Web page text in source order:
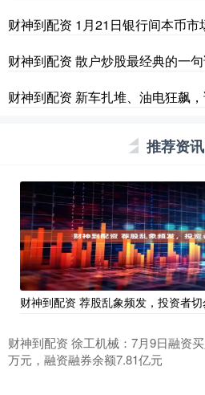
财神到配资 1月21日银行间本币市
财神到配资 散户炒股最经典的一
财神到配资 新车扎堆、油电狂飙
推荐资讯
财神到配资 荐股乱象频发，投资者切
财神到配资 徐工机械：7月9日融资
万元，融资融券余额7.81亿元